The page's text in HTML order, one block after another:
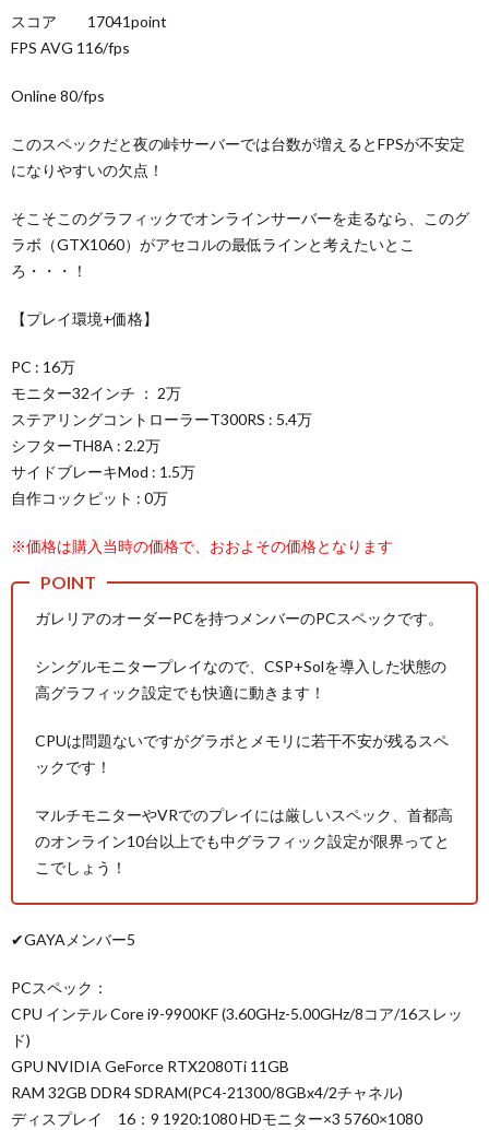
スコア 17041point
FPS AVG 116/fps
Online 80/fps
このスペックだと夜の峠サーバーでは台数が増えるとFPSが不安定
になりやすいの欠点！
そこそこのグラフィックでオンラインサーバーを走るなら、このグ
ラボ（GTX1060）がアセコルの最低ラインと考えたいとこ
ろ・・・！
【プレイ環境+価格】
PC : 16万
モニター32インチ ： 2万
ステアリングコントローラーT300RS : 5.4万
シフターTH8A : 2.2万
サイドブレーキMod : 1.5万
自作コックピット : 0万
※価格は購入当時の価格で、おおよその価格となります
ガレリアのオーダーPCを持つメンバーのPCスペックです。
シングルモニタープレイなので、CSP+Solを導入した状態の
高グラフィック設定でも快適に動きます！
CPUは問題ないですがグラボとメモリに若干不安が残るスペ
ックです！
マルチモニターやVRでのプレイには厳しいスペック、首都高
のオンライン10台以上でも中グラフィック設定が限界ってと
こでしょう！
✔GAYAメンバー5
PCスペック：
CPU インテル Core i9-9900KF (3.60GHz-5.00GHz/8コア/16スレッ
ド)
GPU NVIDIA GeForce RTX2080Ti 11GB
RAM 32GB DDR4 SDRAM(PC4-21300/8GBx4/2チャネル)
ディスプレイ 16：9 1920:1080 HDモニター×3 5760×1080